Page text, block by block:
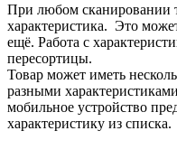
При любом сканировании
характеристика. Это
ещё. Работа с
пересортицы.
Товар может иметь
разными
мобильное устройство
характеристику из списка.